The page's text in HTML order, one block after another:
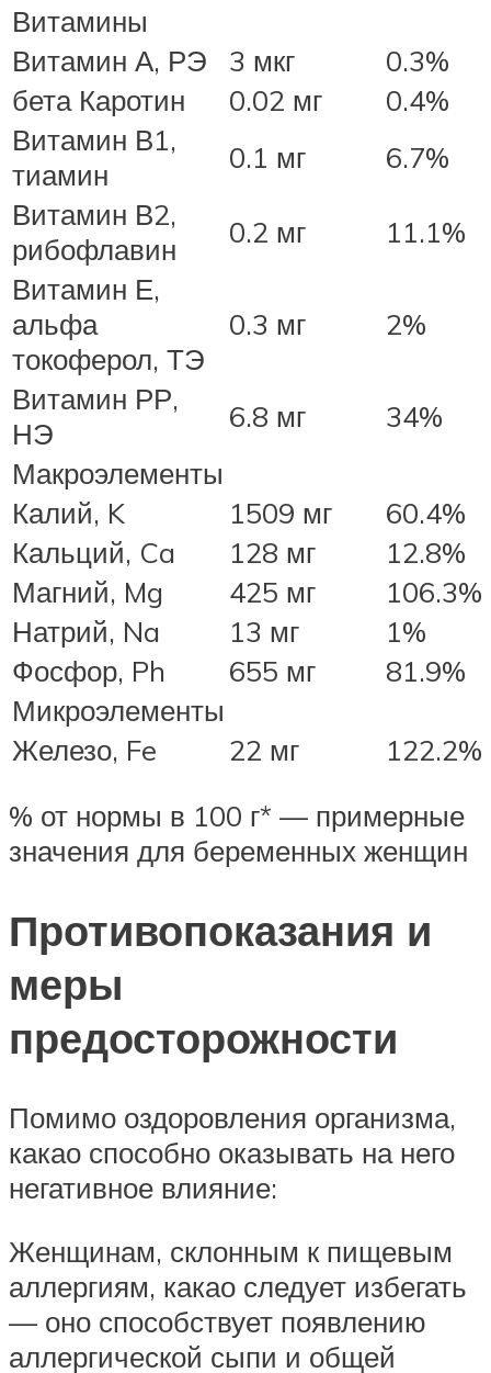
Витамины
Витамин А, РЭ
3 мкг
0.3%
бета Каротин
0.02 мг
0.4%
Витамин В1,
тиамин
0.1 мг
6.7%
Витамин В2,
рибофлавин
0.2 мг
11.1%
Витамин Е,
альфа
токоферол, ТЭ
0.3 мг 2%
Витамин РР,
НЭ
6.8 мг
34%
Макроэлементы
Калий, K
1509 мг
60.4%
Кальций, Ca
128 мг
12.8%
Магний, Mg
425 мг
106.3%
Натрий, Na
13 мг
1%
Фосфор, Ph
655 мг
81.9%
Микроэлементы
Железо, Fe
22 мг
122.2%
% от нормы в 100 г* — примерные
значения для беременных женщин
Противопоказания и
меры
предосторожности
Помимо оздоровления организма,
какао способно оказывать на него
негативное влияние:
Женщинам, склонным к пищевым
аллергиям, какао следует избегать
— оно способствует появлению
аллергической сыпи и общей